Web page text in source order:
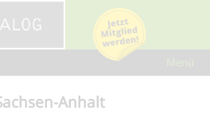
Anhalt
YD - Freelance Wordpress Developer